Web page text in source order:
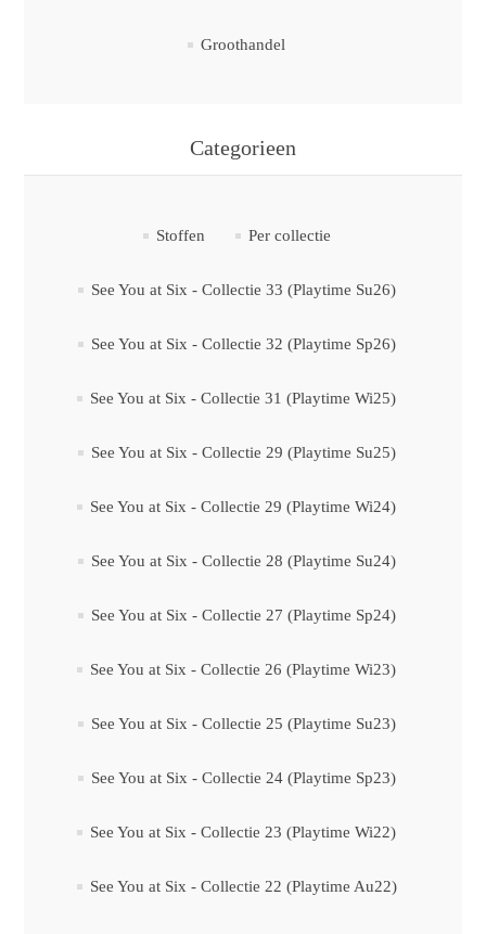
Groothandel
Categorieen
Stoffen Per collectie
See You at Six - Collectie 33 (Playtime Su26)
See You at Six - Collectie 32 (Playtime Sp26)
See You at Six - Collectie 31 (Playtime Wi25)
See You at Six - Collectie 29 (Playtime Su25)
See You at Six - Collectie 29 (Playtime Wi24)
See You at Six - Collectie 28 (Playtime Su24)
See You at Six - Collectie 27 (Playtime Sp24)
See You at Six - Collectie 26 (Playtime Wi23)
See You at Six - Collectie 25 (Playtime Su23)
See You at Six - Collectie 24 (Playtime Sp23)
See You at Six - Collectie 23 (Playtime Wi22)
See You at Six - Collectie 22 (Playtime Au22)